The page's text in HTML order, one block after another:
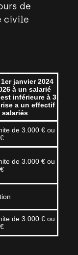
de
civile
janvier 2024
à un salarié
inférieure à 3
a un effectif
salariés
de 3.000 € ou
de 3.000 € ou
de 3.000 € ou